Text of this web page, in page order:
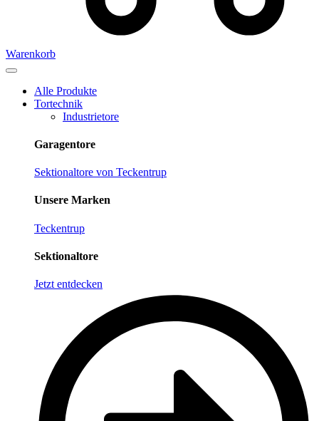
Warenkorb
Alle Produkte
Tortechnik
Industrietore
Garagentore
Sektionaltore von Teckentrup
Unsere Marken
Teckentrup
Sektionaltore
Jetzt entdecken